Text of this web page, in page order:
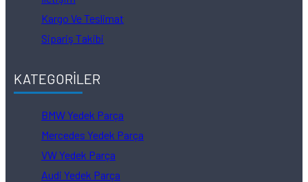
Kargo Ve Teslimat
Sipariş Takibi
KATEGORİLER
BMW Yedek Parça
Mercedes Yedek Parça
VW Yedek Parça
Audi Yedek Parça